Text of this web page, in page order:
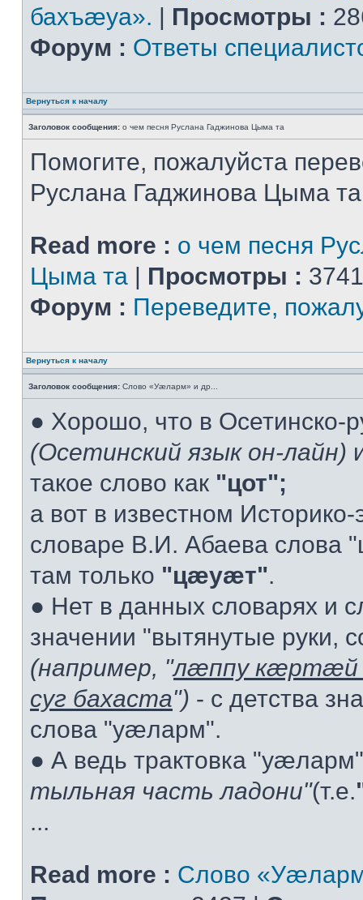
бахъæуа». | Просмотры :
Форум : Ответы
Вернуться к началу
Заголовок сообщения: о чем песня Руслана Гаджинова Цыма та
Помогите, пожалуйста
Руслана Гаджинова Цыма
Read more : о чем песня
Цыма та | Просмотры :
Форум : Переведите,
Вернуться к началу
Заголовок сообщения: Слово «Уæларм» и др...
● Хорошо, что в Осетинско-
(Осетинский язык он-лайн)
такое слово как "цот";
а вот в известном
словаре В.И. Абаева слова
там только "цæуæт".
● Нет в данных словарях и
значении "вытянутые руки,
(например, "лæппу кæртæй
суг бахаста") - с детства
слова "уæларм".
● А ведь трактовка
тыльная часть ладони"(т.е.
...
Read more : Слово